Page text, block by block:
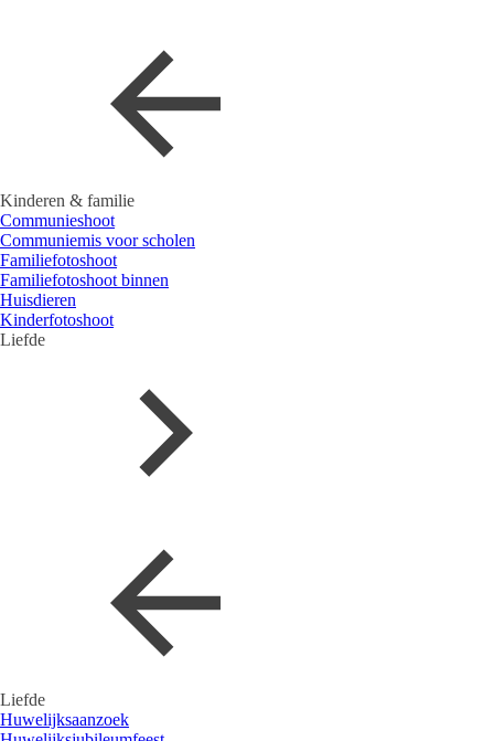
Kinderen & familie
Communieshoot
Communiemis voor scholen
Familiefotoshoot
Familiefotoshoot binnen
Huisdieren
Kinderfotoshoot
Liefde
Liefde
Huwelijksaanzoek